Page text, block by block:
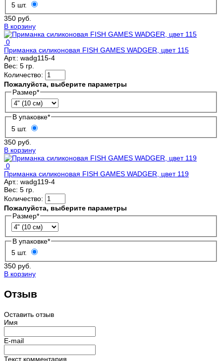
5 шт.
350 руб.
В корзину
0
Приманка силиконовая FISH GAMES WADGER, цвет 115
Арт.: wadg115-4
Вес: 5 гр.
Количество:
Пожалуйста, выберите параметры
Размер*
В упаковке*
5 шт.
350 руб.
В корзину
0
Приманка силиконовая FISH GAMES WADGER, цвет 119
Арт.: wadg119-4
Вес: 5 гр.
Количество:
Пожалуйста, выберите параметры
Размер*
В упаковке*
5 шт.
350 руб.
В корзину
Отзыв
Оставить отзыв
Имя
E-mail
Текст комментария